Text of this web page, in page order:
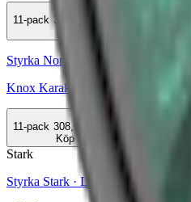
11-pack 308,99 kr
Styrka Normal · Large
Knox Karaktär Red White Portion
11-pack 308,99 kr
Köp
Stark
Styrka Stark · Large